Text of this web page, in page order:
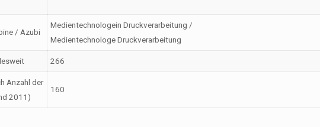
/ Azubi
Medientechnologein Druckverarbeitung /
Medientechnologe Druckverarbeitung
266
Anzahl der
2011)
160